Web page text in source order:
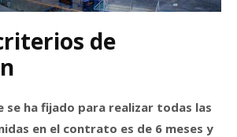
de
se ha fijado para realizar todas las
en el contrato es de 6 meses y